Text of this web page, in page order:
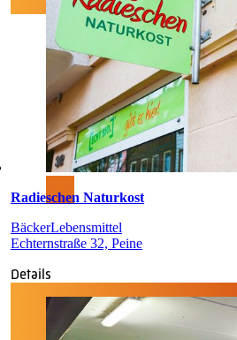
Radieschen Naturkost
BäckerLebensmittel
Echternstraße 32, Peine
Details